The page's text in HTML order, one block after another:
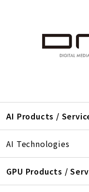
AI Products /
AI Technologies
GPU Products /